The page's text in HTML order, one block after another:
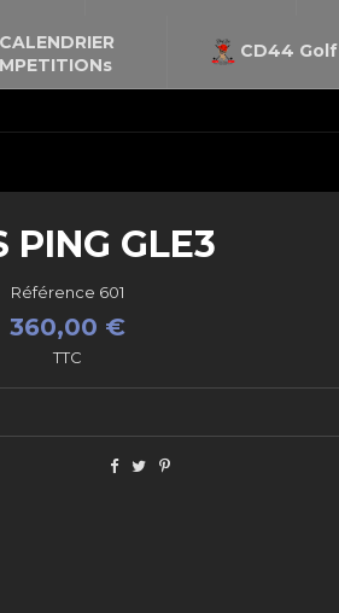
CALENDRIER
CD44 Golf
PING GLE3
Référence 601
360,00 €
TTC